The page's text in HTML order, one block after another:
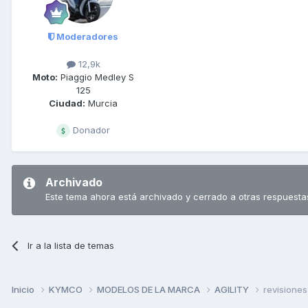
Moderadores
12,9k
Moto: Piaggio Medley S
125
Ciudad: Murcia
Donador
Archivado
Este tema ahora está archivado y cerrado a otras
Ir a la lista de temas
Inicio KYMCO MODELOS DE LA MARCA AGILITY revisiones